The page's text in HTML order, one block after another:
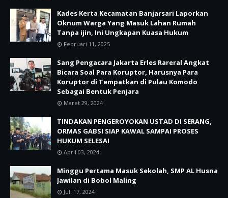
Kades Kerta Kecamatan Banjarsari Laporkan
Oknum Warga Yang Masuk Lahan Rumah
Tanpa ijin, Ini Ungkapan Kuasa Hukum
Februari 11, 2025
Sang Pengacara Jakarta Erles Rareral Angkat
Bicara Soal Para Koruptor, Harusnya Para
Koruptor di Tempatkan di Pulau Komodo
Sebagai Bentuk Penjara
Maret 29, 2024
TINDAKAN PENGEROYOKAN USTAD DI SERANG,
ORMAS GABSI SIAP KAWAL SAMPAI PROSES
HUKUM SELESAI
April 03, 2024
Minggu Pertama Masuk Sekolah, SMP AL Husna
Jawilan di Bobol Maling
Juli 17, 2024